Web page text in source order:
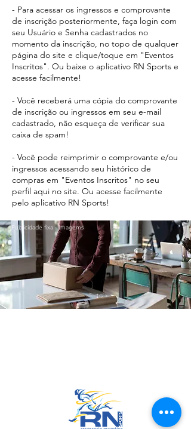
- Para acessar os ingressos e comprovante
de inscrição posteriormente, faça login com
seu Usuário e Senha cadastrados no
momento da inscrição, no topo de qualquer
página do site e clique/toque em "Eventos
Inscritos". Ou baixe o aplicativo RN Sports e
acesse facilmente!
- Você receberá uma cópia do comprovante
de inscrição ou ingressos em seu e-mail
cadastrado, não esqueça de verificar sua
caixa de spam!
- Você pode reimprimir o comprovante e/ou
ingressos acessando seu histórico de
compras em "Eventos Inscritos" no seu
perfil aqui no site. Ou acesse facilmente
pelo aplicativo RN Sports!
Publicidade fixa - Imagems